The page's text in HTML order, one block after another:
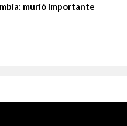
murió importante